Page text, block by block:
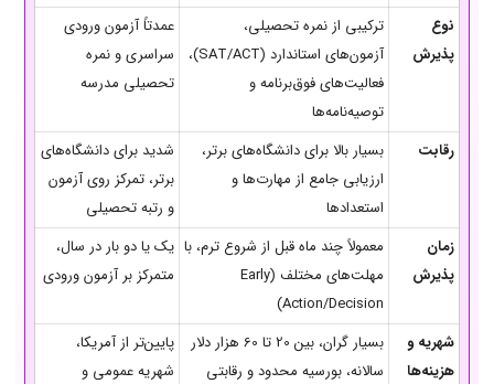
نوع
پذیرش
ترکیبی از نمره تحصیلی،
آزمون‌های استاندارد (SAT/ACT)،
فعالیت‌های فوق‌برنامه و
توصیه‌نامه‌ها
عمدتاً آزمون ورودی
سراسری و نمره
تحصیلی مدرسه
رقابت
بسیار بالا برای دانشگاه‌های برتر،
ارزیابی جامع از مهارت‌ها و
استعدادها
شدید برای دانشگاه‌های
برتر، تمرکز روی آزمون
و رتبه تحصیلی
زمان
پذیرش
معمولاً چند ماه قبل از شروع ترم، با
مهلت‌های مختلف (Early
Action/Decision)
یک یا دو بار در سال،
متمرکز بر آزمون ورودی
شهریه و
هزینه‌ها
بسیار گران، بین 20 تا 60 هزار دلار
سالانه، بورسیه محدود و رقابتی
پایین‌تر از آمریکا،
شهریه عمومی و